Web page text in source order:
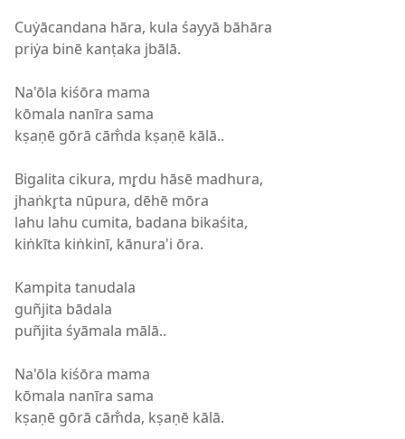
Cuẏācandana hāra, kula śayyā bāhāra
priẏa binē kanṭaka jbālā.
Na'ōla kiśōra mama
kōmala nanīra sama
kṣaṇē gōrā cām̐da kṣaṇē kālā..
Bigalita cikura, mr̥du hāsē madhura,
jhaṅkr̥ta nūpura, dēhē mōra
lahu lahu cumita, badana bikaśita,
kiṅkīta kiṅkinī, kānura'i ōra.
Kampita tanudala
guñjita bādala
puñjita śyāmala mālā..
Na'ōla kiśōra mama
kōmala nanīra sama
kṣaṇē gōrā cām̐da, kṣaṇē kālā.